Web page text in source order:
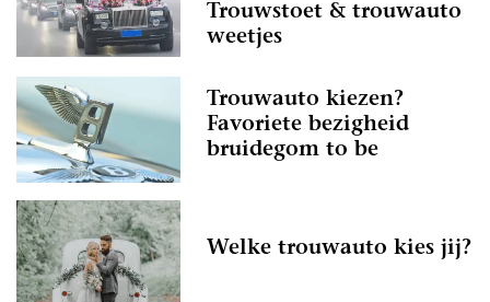
Trouwstoet & trouwauto
weetjes
Trouwauto kiezen?
Favoriete bezigheid
bruidegom to be
Welke trouwauto kies jij?